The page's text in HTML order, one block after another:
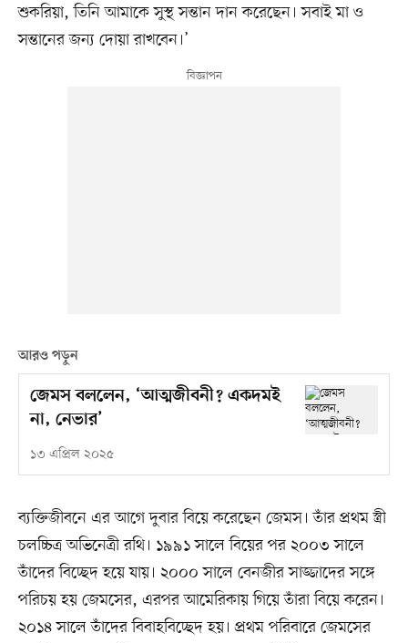
শুকরিয়া, তিনি আমাকে সুস্থ সন্তান দান করেছেন। সবাই মা ও
সন্তানের জন্য দোয়া রাখবেন।’
আরও পড়ুন
জেমস বললেন, ‘আত্মজীবনী? একদমই
না, নেভার’
১৩ এপ্রিল ২০২৫
ব্যক্তিজীবনে এর আগে দুবার বিয়ে করেছেন জেমস। তাঁর প্রথম স্ত্রী
চলচ্চিত্র অভিনেত্রী রথি। ১৯৯১ সালে বিয়ের পর ২০০৩ সালে
তাঁদের বিচ্ছেদ হয়ে যায়। ২০০০ সালে বেনজীর সাজ্জাদের সঙ্গে
পরিচয় হয় জেমসের, এরপর আমেরিকায় গিয়ে তাঁরা বিয়ে করেন।
২০১৪ সালে তাঁদের বিবাহবিচ্ছেদ হয়। প্রথম পরিবারে জেমসের